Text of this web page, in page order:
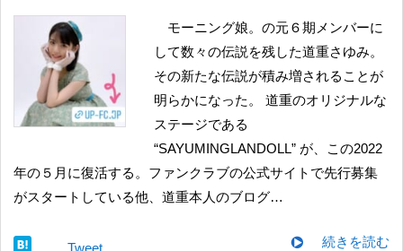
モーニング娘。の元６期メンバーに
して数々の伝説を残した道重さゆみ。
その新たな伝説が積み増されることが
明らかになった。 道重のオリジナルな
ステージである
“SAYUMINGLANDOLL” が、この2022
年の５月に復活する。ファンクラブの公式サイトで先行募集
がスタートしている他、道重本人のブログ…
続きを読む
Tweet